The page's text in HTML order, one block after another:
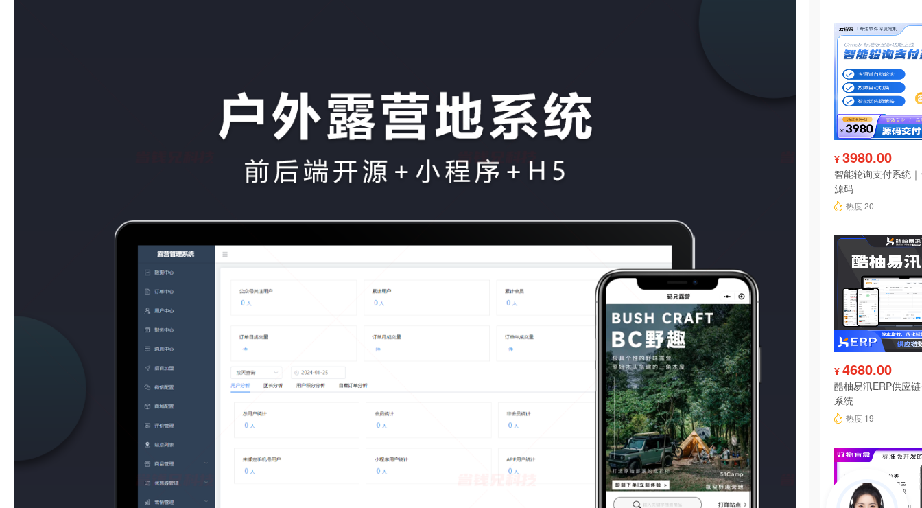
¥ 3980.00
智能轮询支付系统
源码
热度 20
¥ 4680.00
酷柚易汛ERP供应
系统
热度 19